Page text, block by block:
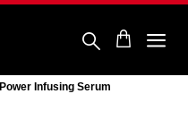
Power Infusing Serum